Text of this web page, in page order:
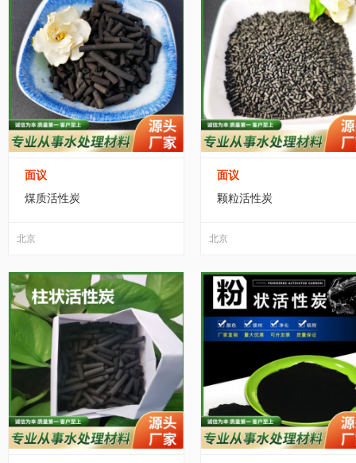
面议
煤质活性炭
北京
面议
颗粒活性炭
北京